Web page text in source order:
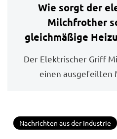
Wie sorgt der
Milchfrother
gleichmäßige
Der Elektrischer Griff Milchfrother Integriert
einen ausgefeilten
Nachrichten aus der Industrie